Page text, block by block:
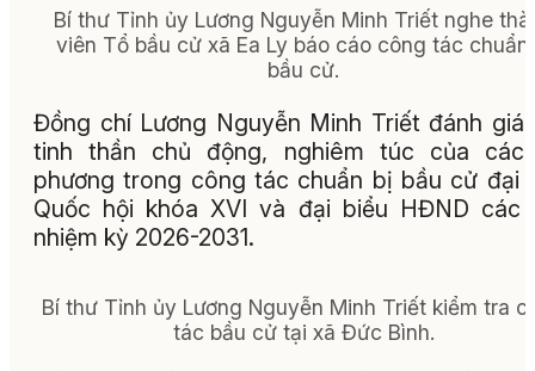
Bí thư Tỉnh ủy Lương Nguyễn Minh Triết nghe
viên Tổ bầu cử xã Ea Ly báo cáo công tác chuẩn
bầu cử.
Đồng chí Lương Nguyễn Minh Triết đánh giá
tinh thần chủ động, nghiêm túc của các
phương trong công tác chuẩn bị bầu cử đại
Quốc hội khóa XVI và đại biểu HĐND các
nhiệm kỳ 2026-2031.
Bí thư Tỉnh ủy Lương Nguyễn Minh Triết kiểm tra
tác bầu cử tại xã Đức Bình.